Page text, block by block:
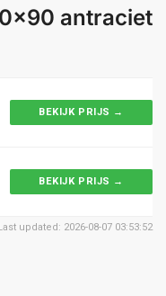
antraciet
BEKIJK PRIJS →
BEKIJK PRIJS →
updated: 2026-08-07 03:53:52